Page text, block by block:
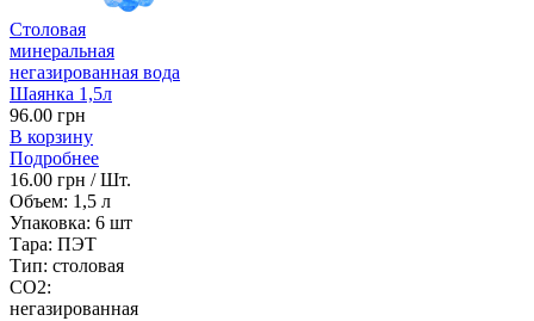
Столовая
минеральная
негазированная вода
Шаянка 1,5л
96.00 грн
В корзину
Подробнее
16.00 грн / Шт.
Объем: 1,5 л
Упаковка: 6 шт
Тара: ПЭТ
Тип: столовая
CO2:
негазированная